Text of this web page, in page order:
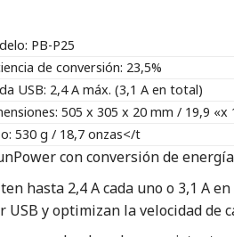
PB-P25
de conversión: 23,5%
USB: 2,4 A máx. (3,1 A en total)
505 x 305 x 20 mm / 19,9 «x
530 g / 18,7 onzas</t
con conversión de
hasta 2,4 A cada uno o 3,1 A
y optimizan la velocidad de